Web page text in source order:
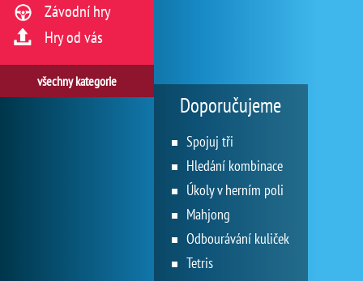
Závodní hry
Hry od vás
všechny kategorie
Doporučujeme
Spojuj tři
Hledání kombinace
Úkoly v herním poli
Mahjong
Odbourávání kuliček
Tetris